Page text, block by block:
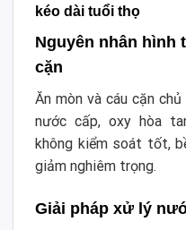
kéo dài tuổi thọ
Nguyên nhân hình
cặn
Ăn mòn và cáu cặn
nước cấp, oxy hòa
không kiểm soát tốt,
giảm nghiêm trọng.
Giải pháp xử lý